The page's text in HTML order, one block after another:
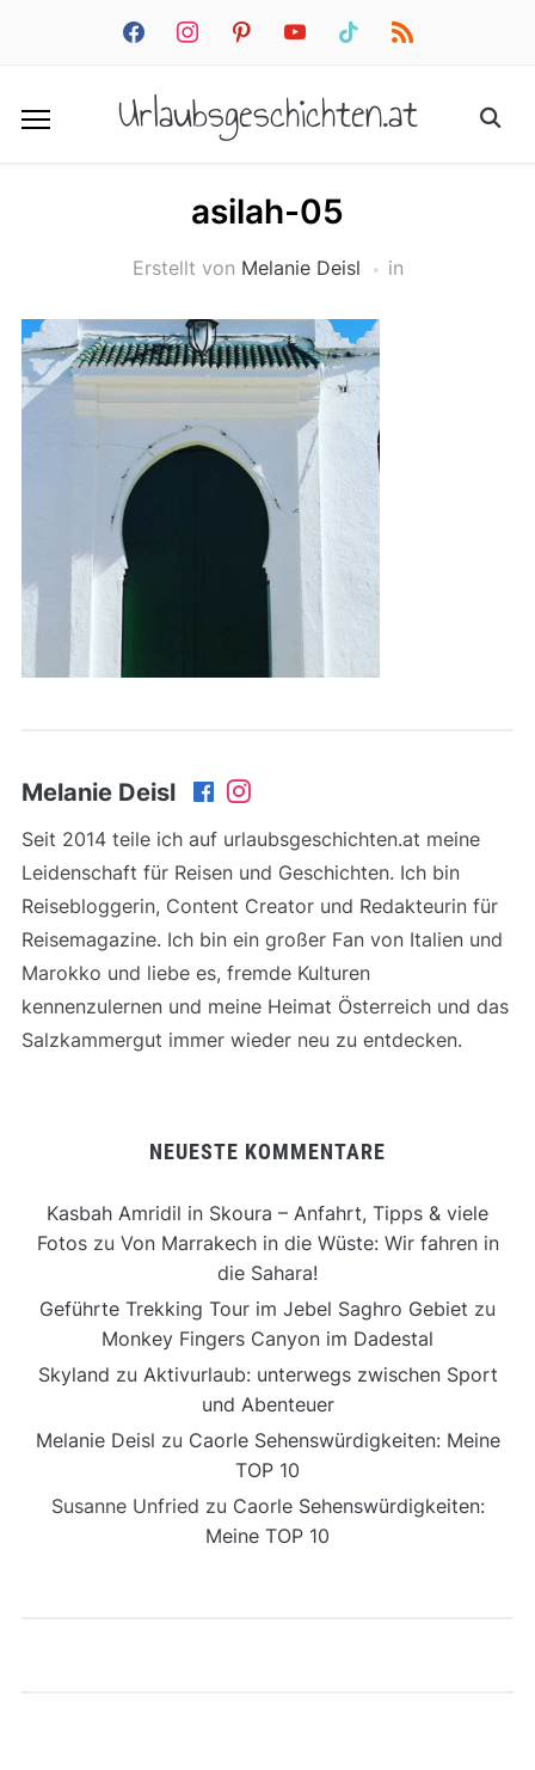
facebookinstagrampinterestyoutube tiktok rss
Urlaubsgeschichten.at
asilah-05
Erstellt von Melanie Deisl in
Melanie Deisl
Seit 2014 teile ich auf urlaubsgeschichten.at meine
Leidenschaft für Reisen und Geschichten. Ich bin
Reisebloggerin, Content Creator und Redakteurin für
Reisemagazine. Ich bin ein großer Fan von Italien und
Marokko und liebe es, fremde Kulturen
kennenzulernen und meine Heimat Österreich und das
Salzkammergut immer wieder neu zu entdecken.
NEUESTE KOMMENTARE
Kasbah Amridil in Skoura – Anfahrt, Tipps & viele
Fotoszu Von Marrakech in die Wüste: Wir fahren in
die Sahara!
Geführte Trekking Tour im Jebel Saghro Gebiet zu
Monkey Fingers Canyon im Dadestal
Skyland zu Aktivurlaub: unterwegs zwischen Sport
und Abenteuer
Melanie Deisl zu Caorle Sehenswürdigkeiten: Meine
TOP 10
Susanne Unfried zu Caorle Sehenswürdigkeiten:
Meine TOP 10